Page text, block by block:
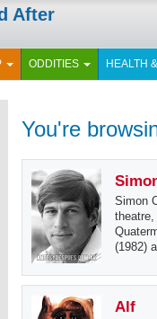
After
ODDITIES HEALTH
You're
Simon
(1982)
Alf